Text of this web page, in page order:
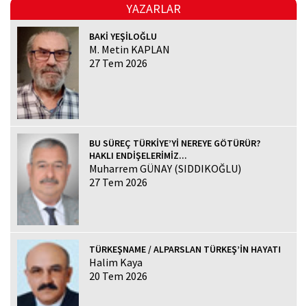
YAZARLAR
BAKİ YEŞİLOĞLU
M. Metin KAPLAN
27 Tem 2026
BU SÜREÇ TÜRKİYE’Yİ NEREYE GÖTÜRÜR?
HAKLI ENDİŞELERİMİZ...
Muharrem GÜNAY (SIDDIKOĞLU)
27 Tem 2026
TÜRKEŞNAME / ALPARSLAN TÜRKEŞ’İN HAYATI
Halim Kaya
20 Tem 2026